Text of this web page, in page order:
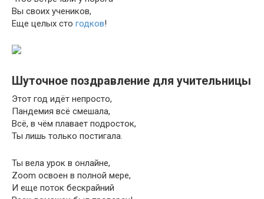
Вы своих учеников,
Еще целых сто годков!
Шуточное поздравление для учительницы
Этот год идёт непросто,
Пандемия всё смешала,
Всё, в чём плавает подросток,
Ты лишь только постигала.
Ты вела урок в онлайне,
Zoom освоен в полной мере,
И еще поток бескрайний